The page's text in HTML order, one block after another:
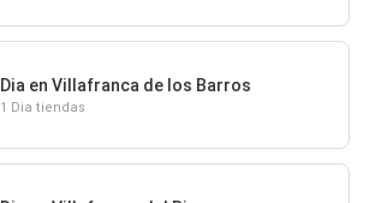
Dia en Villafranca de los Barros
1 Dia tiendas